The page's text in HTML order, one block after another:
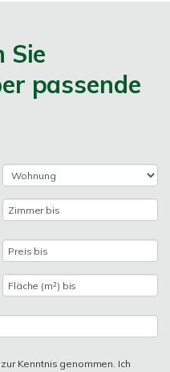
Sie
passende
zur Kenntnis genommen. Ich